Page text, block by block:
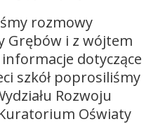
rozmowy
Grębów i z wójtem
dotyczące
szkół poprosiliśmy
Rozwoju
Oświaty